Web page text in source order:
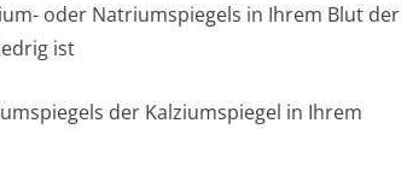
oder Natriumspiegels in Ihrem Blut der
ist
der Kalziumspiegel in Ihrem